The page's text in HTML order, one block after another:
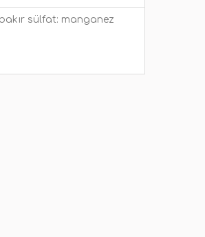
sülfat: manganez